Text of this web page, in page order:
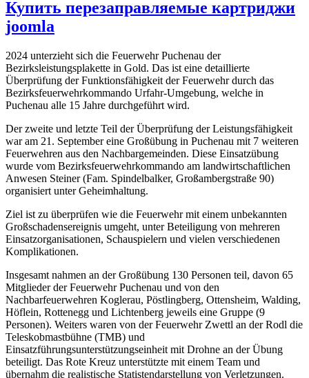
Купить перезаправляемые картриджи
joomla
2024 unterzieht sich die Feuerwehr Puchenau der
Bezirksleistungsplakette in Gold. Das ist eine detaillierte
Überprüfung der Funktionsfähigkeit der Feuerwehr durch das
Bezirksfeuerwehrkommando Urfahr-Umgebung, welche in
Puchenau alle 15 Jahre durchgeführt wird.
Der zweite und letzte Teil der Überprüfung der Leistungsfähigkeit
war am 21. September eine Großübung in Puchenau mit 7 weiteren
Feuerwehren aus den Nachbargemeinden. Diese Einsatzübung
wurde vom Bezirksfeuerwehrkommando am landwirtschaftlichen
Anwesen Steiner (Fam. Spindelbalker, Großambergstraße 90)
organisiert unter Geheimhaltung.
Ziel ist zu überprüfen wie die Feuerwehr mit einem unbekannten
Großschadensereignis umgeht, unter Beteiligung von mehreren
Einsatzorganisationen, Schauspielern und vielen verschiedenen
Komplikationen.
Insgesamt nahmen an der Großübung 130 Personen teil, davon 65
Mitglieder der Feuerwehr Puchenau und von den
Nachbarfeuerwehren Koglerau, Pöstlingberg, Ottensheim, Walding,
Höflein, Rottenegg und Lichtenberg jeweils eine Gruppe (9
Personen). Weiters waren von der Feuerwehr Zwettl an der Rodl die
Teleskobmastbühne (TMB) und
Einsatzführungsunterstützungseinheit mit Drohne an der Übung
beteiligt. Das Rote Kreuz unterstützte mit einem Team und
übernahm die realistische Statistendarstellung von Verletzungen.